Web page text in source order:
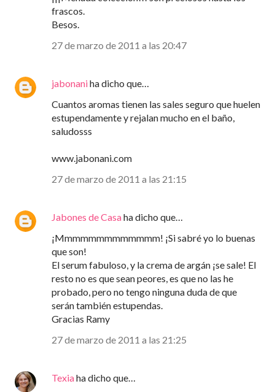
frascos.
Besos.
27 de marzo de 2011 a las 20:47
jabonaniha dicho que…
Cuantos aromas tienen las sales seguro que huelen
estupendamente y rejalan mucho en el baño,
saludosss
www.jabonani.com
27 de marzo de 2011 a las 21:15
Jabones de Casaha dicho que…
¡Mmmmmmmmmmmmm! ¡Si sabré yo lo buenas
que son!
El serum fabuloso, y la crema de argán ¡se sale! El
resto no es que sean peores, es que no las he
probado, pero no tengo ninguna duda de que
serán también estupendas.
Gracias Ramy
27 de marzo de 2011 a las 21:25
Texiaha dicho que…